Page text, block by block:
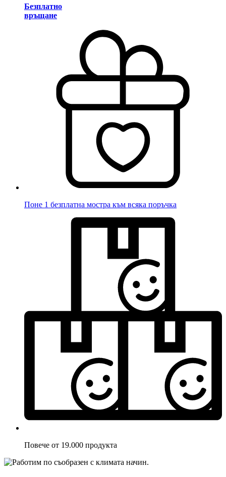
Безплатно
връщане
Поне 1 безплатна мостра към всяка поръчка
Повече от 19.000 продукта